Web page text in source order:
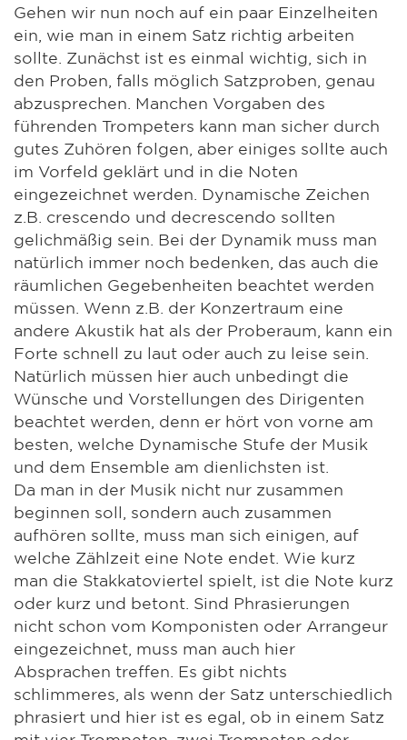
Gehen wir nun noch auf ein paar Einzelheiten
ein, wie man in einem Satz richtig arbeiten
sollte. Zunächst ist es einmal wichtig, sich in
den Proben, falls möglich Satzproben, genau
abzusprechen. Manchen Vorgaben des
führenden Trompeters kann man sicher durch
gutes Zuhören folgen, aber einiges sollte auch
im Vorfeld geklärt und in die Noten
eingezeichnet werden. Dynamische Zeichen
z.B. crescendo und decrescendo sollten
gelichmäßig sein. Bei der Dynamik muss man
natürlich immer noch bedenken, das auch die
räumlichen Gegebenheiten beachtet werden
müssen. Wenn z.B. der Konzertraum eine
andere Akustik hat als der Proberaum, kann ein
Forte schnell zu laut oder auch zu leise sein.
Natürlich müssen hier auch unbedingt die
Wünsche und Vorstellungen des Dirigenten
beachtet werden, denn er hört von vorne am
besten, welche Dynamische Stufe der Musik
und dem Ensemble am dienlichsten ist.
Da man in der Musik nicht nur zusammen
beginnen soll, sondern auch zusammen
aufhören sollte, muss man sich einigen, auf
welche Zählzeit eine Note endet. Wie kurz
man die Stakkatoviertel spielt, ist die Note kurz
oder kurz und betont. Sind Phrasierungen
nicht schon vom Komponisten oder Arrangeur
eingezeichnet, muss man auch hier
Absprachen treffen. Es gibt nichts
schlimmeres, als wenn der Satz unterschiedlich
phrasiert und hier ist es egal, ob in einem Satz